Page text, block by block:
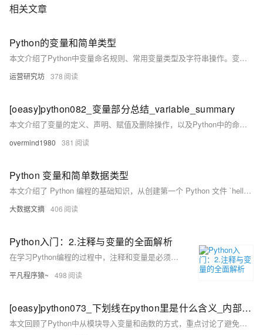
相关文章
Python的变量和简单类型
本文介绍了Python中变量命名规则、常用变量类型及字符串操作。变量命名需遵循字母、数字和下划线组合，不能以数字开头且不可与关键字冲突。字符串支持单引号、双引号或三引号定义，涵盖基本输出、转义字符、索引、拼接等操作。此外，还详细解析了字符串方法如`islower()`、`upper()`、`count()`等，帮助理解字符串处理技巧。
运营研究坊 378
[oeasy]python082_变量部分总结_variable_summary
本文介绍了变量的定义、声明、赋值及删除操作，以及Python中的命名规则和常见数据类型。通过示例讲解了字符串与整型的基本用法、类型转换方法和加法运算的区别。此外，还涉及异常处理（try-except）、模块导入（如math和random）及随机数生成等内容。最后总结了实验要点，包括捕获异常、进制转化、变量类型及其相互转换，并简述了编程中AI辅助的应用策略，强调明确目标、分步实施和逐步巩固的重要性。更多资源可在蓝桥、GitHub和Gitee获取。
overmind1980 381
Python 变量和简单数据类型
本文介绍了 Python 编程的基础知识，从创建第一个 Python 文件 `hello_world.py` 开始，讲解了 Python 文件的运行机制及解释器的作用。接着深入探讨了变量的定义、命名规则和使用方法，并通过示例说明如何修改变量值。同时，文章详细解析了字符串的操作，包括大小写转换、变量插入及空白字符处理等技巧。此外，还涵盖了数字运算（整数与浮点数）、常量定义以及注释的使用。最后引用了《Python 之禅》，强调代码设计的美学原则和哲学思想。适合初学者快速掌握 Python 基础语法和编程理念。
大数据文摘 406
Python入门：2.注释与变量的全面解析
在学习Python编程的过程中，注释和变量是必须掌握的两个基础概念。注释帮助我们理解代码的意图，而变量则是用于存储和操作数据的核心工具。熟练掌握这两者，不仅能提高代码的可读性和维护性，还能为后续学习复杂编程概念打下坚实的基础。
平凡程序猿~ 498
[oeasy]python073_下划线在python里是什么含义_内部变量_私有变量_系统变量
本文回顾了Python中从模块导入变量和函数的方式，重点讨论了避免本地变量名冲突（local name clashes）的方法。通过`from module import variable as alias`可以为导入的变量重命名，防止冲突。根据PEP8规范，建议避免使用`from module import *`，因为它会导入模块中所有非下划线开头的变量，容易引发冲突。下划线在变量命名中有特殊含义：单个前导下划线表示内部变量，后置下划线用于避免与关键字冲突，双下划线前后包围表示系统变量。总结了下划线的不同用法及其作用。下次将继续探讨更实用的编程技巧。